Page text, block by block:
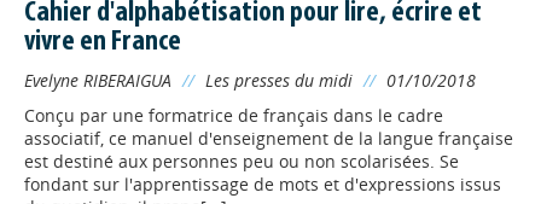
Cahier d'alphabétisation pour lire, écrire et
vivre en France
Evelyne RIBERAIGUA // Les presses du midi // 01/10/2018
Conçu par une formatrice de français dans le cadre
associatif, ce manuel d'enseignement de la langue française
est destiné aux personnes peu ou non scolarisées. Se
fondant sur l'apprentissage de mots et d'expressions issus